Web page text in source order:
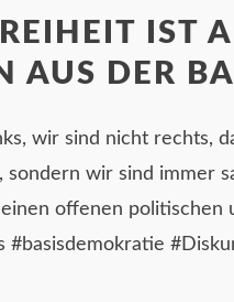
IST
AUS DER
wir sind nicht rechts,
wir sind immer
einen offenen politischen
#basisdemokratie